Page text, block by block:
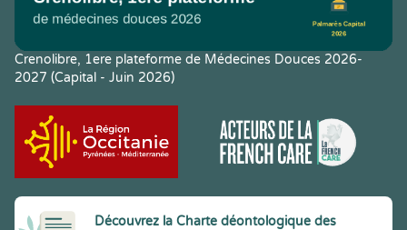
Crenolibre, 1ere plateforme de Médecines Douces 2026-
2027 (Capital - Juin 2026)
Découvrez la Charte déontologique des